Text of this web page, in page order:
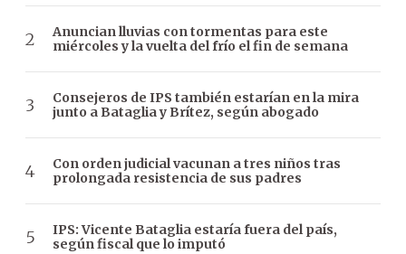
Anuncian lluvias con tormentas para este
miércoles y la vuelta del frío el fin de semana
Consejeros de IPS también estarían en la mira
junto a Bataglia y Brítez, según abogado
Con orden judicial vacunan a tres niños tras
prolongada resistencia de sus padres
IPS: Vicente Bataglia estaría fuera del país,
según fiscal que lo imputó